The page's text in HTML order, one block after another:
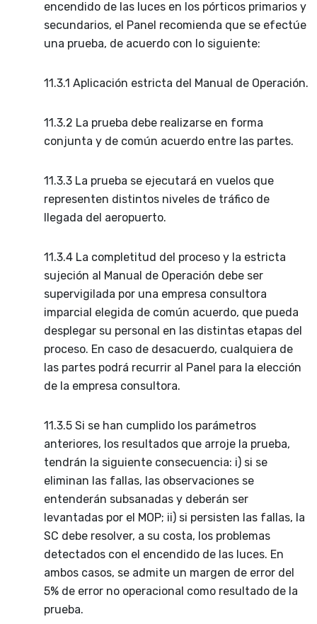
encendido de las luces en los pórticos primarios y
secundarios, el Panel recomienda que se efectúe
una prueba, de acuerdo con lo siguiente:
11.3.1 Aplicación estricta del Manual de Operación.
11.3.2 La prueba debe realizarse en forma
conjunta y de común acuerdo entre las partes.
11.3.3 La prueba se ejecutará en vuelos que
representen distintos niveles de tráfico de
llegada del aeropuerto.
11.3.4 La completitud del proceso y la estricta
sujeción al Manual de Operación debe ser
supervigilada por una empresa consultora
imparcial elegida de común acuerdo, que pueda
desplegar su personal en las distintas etapas del
proceso. En caso de desacuerdo, cualquiera de
las partes podrá recurrir al Panel para la elección
de la empresa consultora.
11.3.5 Si se han cumplido los parámetros
anteriores, los resultados que arroje la prueba,
tendrán la siguiente consecuencia: i) si se
eliminan las fallas, las observaciones se
entenderán subsanadas y deberán ser
levantadas por el MOP; ii) si persisten las fallas, la
SC debe resolver, a su costa, los problemas
detectados con el encendido de las luces. En
ambos casos, se admite un margen de error del
5% de error no operacional como resultado de la
prueba.